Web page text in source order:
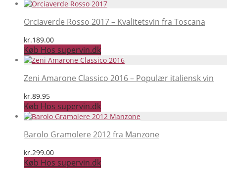
Orciaverde Rosso 2017 – Kvalitetsvin fra Toscana
kr.189.00
Køb Hos supervin.dk
Zeni Amarone Classico 2016 – Populær italiensk vin
kr.89.95
Køb Hos supervin.dk
Barolo Gramolere 2012 fra Manzone
kr.299.00
Køb Hos supervin.dk